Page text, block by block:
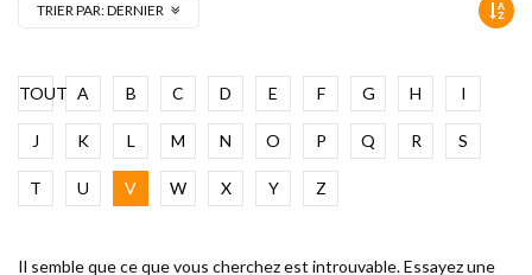
TRIER PAR:DERNIER
TOUT A B C D E F G H I
J K L M N O P Q R S
T U V W X Y Z
Il semble que ce que vous cherchez est introuvable. Essayez une